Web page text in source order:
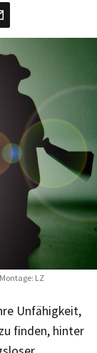
LZ
Unfähigkeit,
finden, hinter